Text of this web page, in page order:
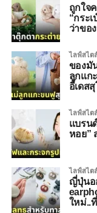
ถูกใจ
“กระ
ว่าขอ
ไลฟ์สไต
ของมั
ลูกแก
อี้เดส
ไลฟ์สไต
แบรน
หอย”
ไลฟ์สไต
ญี่ปุ่นอ
ใหม่..